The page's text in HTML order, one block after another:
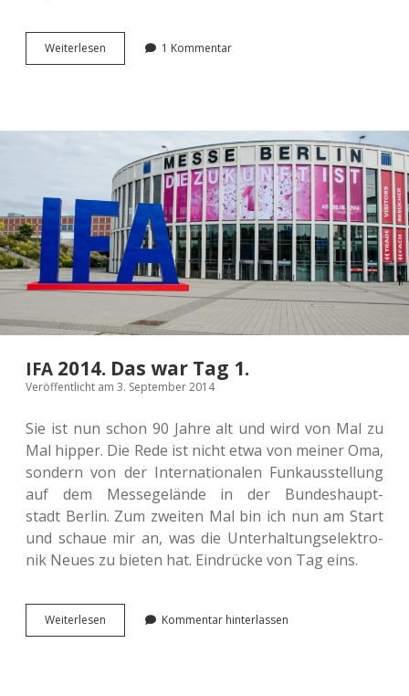
Wei­ter­le­sen
class=“caps”>
Tag 2.
1 Kommentar
IFA 2014. Das war Tag 1.
Veröffentlicht am 3. September 2014
Sie ist nun schon 90 Jahre alt und wird von Mal zu
Mal hipper. Die Rede ist nicht etwa von meiner Oma,
son­dern von der Inter­na­tio­na­len Funk­aus­stel­lung
auf dem Mes­se­ge­län­de in der Bun­des­haupt­
stadt Berlin. Zum zwei­ten Mal bin ich nun am Start
und schaue mir an, was die Unter­hal­tungs­elek­tro­
nik Neues zu bieten hat. Ein­drü­cke von Tag eins.
Wei­ter­le­sen
class=“caps”>
Kommentar hinterlassen